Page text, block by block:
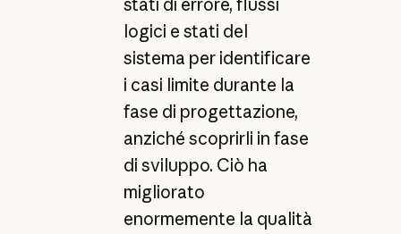
stati di errore, flussi
logici e stati del
sistema per identificare
i casi limite durante la
fase di progettazione,
anziché scoprirli in fase
di sviluppo. Ciò ha
migliorato
enormemente la qualità